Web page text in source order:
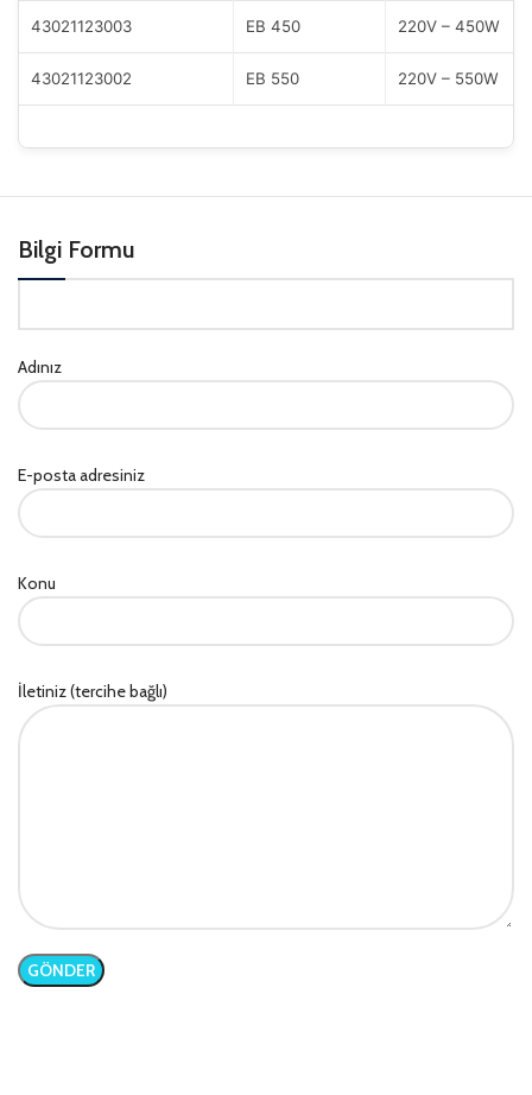
43021123003 EB 450 220V – 450W
43021123002 EB 550 220V – 550W
Bilgi Formu
Adınız
E-posta adresiniz
Konu
İletiniz (tercihe bağlı)